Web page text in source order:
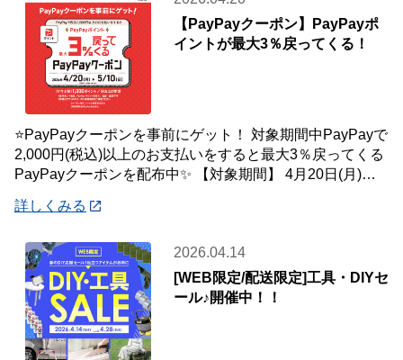
【PayPayクーポン】PayPayポ
イントが最大3％戻ってくる！
⭐PayPayクーポンを事前にゲット！ 対象期間中PayPayで
2,000円(税込)以上のお支払いをすると最大3％戻ってくる
PayPayクーポンを配布中✨ 【対象期間】 4月20日(月)～5
詳しくみる
2026.04.14
[WEB限定/配送限定]工具・DIYセ
ール♪開催中！！